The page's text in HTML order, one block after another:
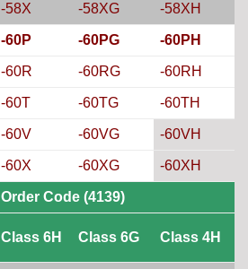
-58X -58XG -58XH
-60P -60PG -60PH
-60R -60RG -60RH
-60T -60TG -60TH
-60V -60VG -60VH
-60X -60XG -60XH
Order Code (4139)
Class 6H Class 6G Class 4H